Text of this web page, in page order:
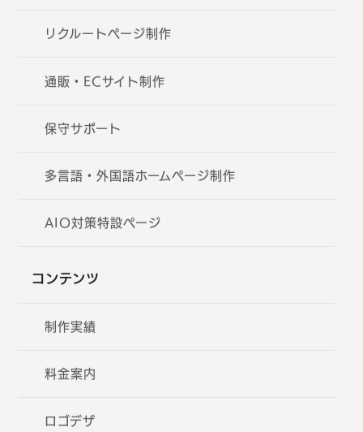
リクルートページ制作
通販・ECサイト制作
保守サポート
多言語・外国語ホームページ制作
AIO対策特設ページ
コンテンツ
制作実績
料金案内
ロゴデザ